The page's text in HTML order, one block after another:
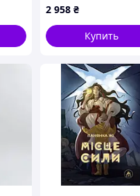
2 958 ₴
Купить